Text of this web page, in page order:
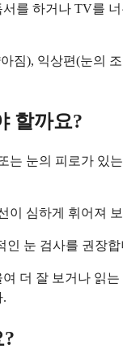
를 하거나 TV를
짐), 익상편(눈의
할까요?
는 눈의 피로가 있
이 심하게 휘어져
눈 검사를 권장
더 잘 보거나 읽
.